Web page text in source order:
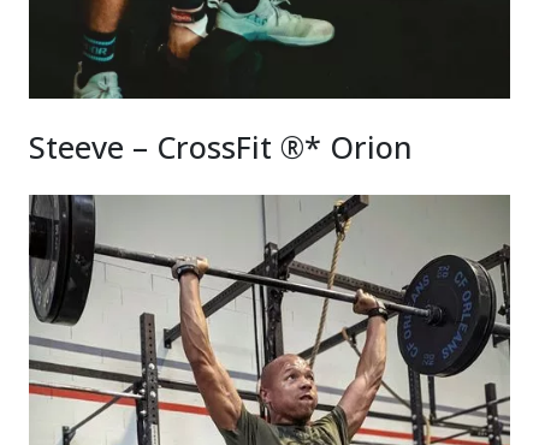
Steeve – CrossFit ®* Orion